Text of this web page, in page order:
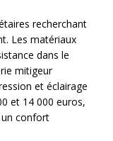
recherchant
Les matériaux
dans le
mitigeur
et éclairage
et 14 000 euros,
confort